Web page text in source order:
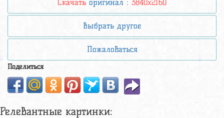
Скачать оригинал : 3840x2160
Выбрать другое
Пожаловаться
Поделиться
Релевантные картинки: